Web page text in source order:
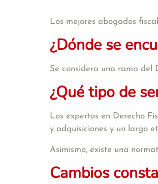
Los mejores abogados
¿Dónde se
Se considera una rama del
¿Qué tipo de
Los expertos en Derecho
y adquisiciones y un largo
Asimismo, existe una
Cambios